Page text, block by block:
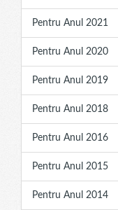
Pentru Anul 2021
Pentru Anul 2020
Pentru Anul 2019
Pentru Anul 2018
Pentru Anul 2016
Pentru Anul 2015
Pentru Anul 2014